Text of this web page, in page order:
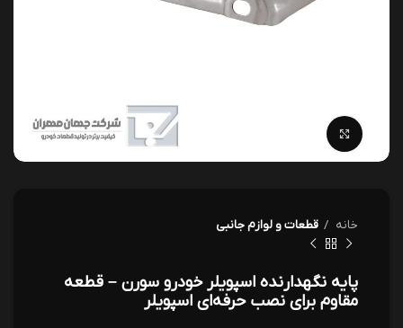
خانه قطعات و لوازم جانبی
پایه نگهدارنده اسپویلر خودرو سورن – قطعه
مقاوم برای نصب حرفه‌ای اسپویلر